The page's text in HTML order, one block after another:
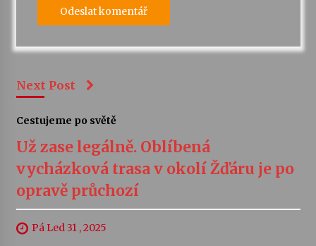
Next Post
Cestujeme po světě
Už zase legálně. Oblíbená
vycházková trasa v okolí Žďáru je po
opravě průchozí
Pá Led 31 , 2025